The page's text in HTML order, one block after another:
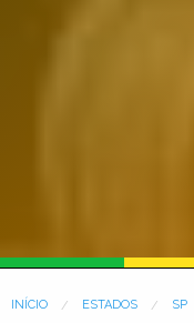
INÍCIO ESTADOS SP